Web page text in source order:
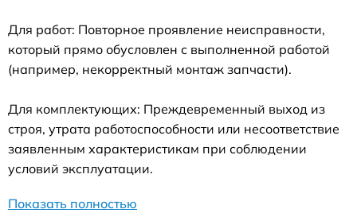
Для работ: Повторное проявление неисправности,
который прямо обусловлен с выполненной работой
(например, некорректный монтаж запчасти).
Для комплектующих: Преждевременный выход из
строя, утрата работоспособности или несоответствие
заявленным характеристикам при соблюдении
условий эксплуатации.
Показать полностью